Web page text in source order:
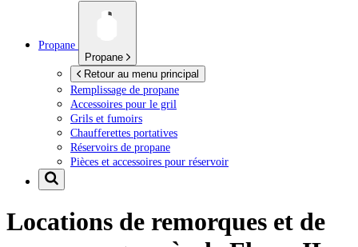
Propane
Propane
Retour au menu principal
Remplissage de propane
Accessoires pour le gril
Grils et fumoirs
Chaufferettes portatives
Réservoirs de propane
Pièces et accessoires pour réservoir
Locations de remorques et de